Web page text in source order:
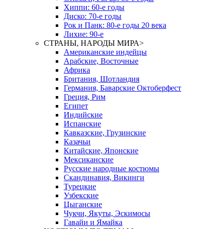
Хиппи: 60-е годы
Диско: 70-е годы
Рок и Панк: 80-е годы 20 века
Лихие: 90-е
СТРАНЫ, НАРОДЫ МИРА>
Американские индейцы
Арабские, Восточные
Африка
Британия, Шотландия
Германия, Баварские Октоберфест
Греция, Рим
Египет
Индийские
Испанские
Кавказские, Грузинские
Казачьи
Китайские, Японские
Мексиканские
Русские народные костюмы
Скандинавия, Викинги
Турецкие
Узбекские
Цыганские
Чукчи, Якуты, Эскимосы
Гавайи и Ямайка